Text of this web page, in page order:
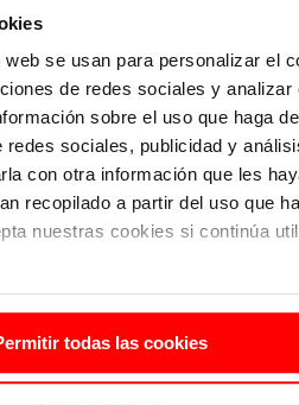
se usan para personalizar el
de redes sociales y analizar
sobre el uso que haga
sociales, publicidad y
con otra información que les
recopilado a partir del uso que
nuestras cookies si continúa
todas las cookies